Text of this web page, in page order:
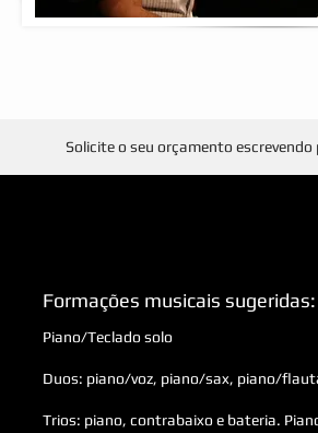
Solicite o seu orçamento escrevendo
Formações musicais sugeridas:
Piano/Teclado solo
Duos: piano/voz, piano/sax, piano/
Trios: piano, contrabaixo e bateria.